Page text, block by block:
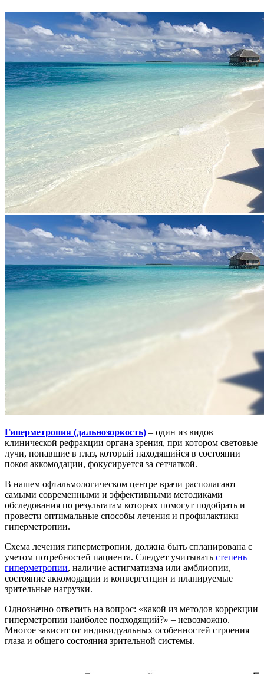
Гиперметропия (дальнозоркость) – один из видов
клинической рефракции органа зрения, при котором световые
лучи, попавшие в глаз, который находящийся в состоянии
покоя аккомодации, фокусируется за сетчаткой.
В нашем офтальмологическом центре врачи располагают
самыми современными и эффективными методиками
обследования по результатам которых помогут подобрать и
провести оптимальные способы лечения и профилактики
гиперметропии.
Схема лечения гиперметропии, должна быть спланирована с
учетом потребностей пациента. Следует учитывать степень
гиперметропии, наличие астигматизма или амблиопии,
состояние аккомодации и конвергенции и планируемые
зрительные нагрузки.
Однозначно ответить на вопрос: «какой из методов коррекции
гиперметропии наиболее подходящий?» – невозможно.
Многое зависит от индивидуальных особенностей строения
глаза и общего состояния зрительной системы.